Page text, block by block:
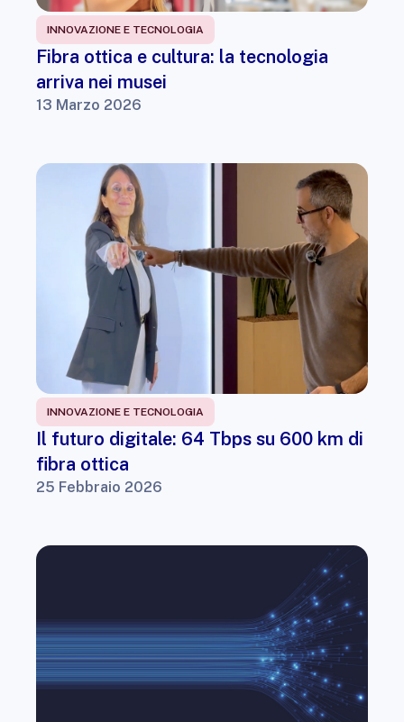
INNOVAZIONE E TECNOLOGIA
Fibra ottica e cultura: la tecnologia
arriva nei musei
13 Marzo 2026
INNOVAZIONE E TECNOLOGIA
Il futuro digitale: 64 Tbps su 600 km di
fibra ottica
25 Febbraio 2026